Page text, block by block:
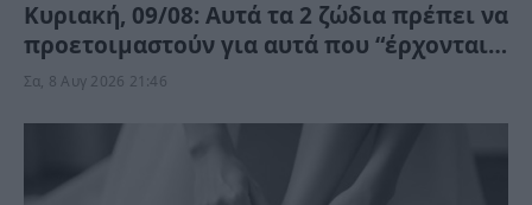
Κυριακή, 09/08: Αυτά τα 2 ζώδια πρέπει να
προετοιμαστούν για αυτά που “έρχονται”
– Ποιοι κερδίζουν;
Σα, 8 Αυγ 2026 21:46